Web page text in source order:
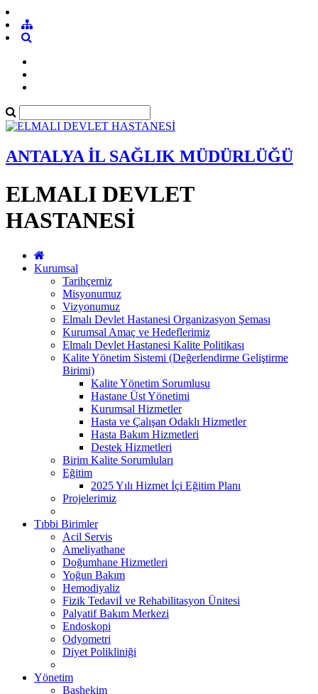
ANTALYA İL SAĞLIK MÜDÜRLÜĞÜ
ELMALI DEVLET
HASTANESİ
Kurumsal
Tarihçemiz
Misyonumuz
Vizyonumuz
Elmalı Devlet Hastanesi Organizasyon Şeması
Kurumsal Amaç ve Hedeflerimiz
Elmalı Devlet Hastanesi Kalite Politikası
Kalite Yönetim Sistemi (Değerlendirme Geliştirme
Birimi)
Kalite Yönetim Sorumlusu
Hastane Üst Yönetimi
Kurumsal Hizmetler
Hasta ve Çalışan Odaklı Hizmetler
Hasta Bakım Hizmetleri
Destek Hizmetleri
Birim Kalite Sorumluları
Eğitim
2025 Yılı Hizmet İçi Eğitim Planı
Projelerimiz
Tıbbi Birimler
Acil Servis
Ameliyathane
Doğumhane Hizmetleri
Yoğun Bakım
Hemodiyaliz
Fizik Tedaviİ ve Rehabilitasyon Ünitesi
Palyatif Bakım Merkezi
Endoskopi
Odyometri
Diyet Polikliniği
Yönetim
Başhekim